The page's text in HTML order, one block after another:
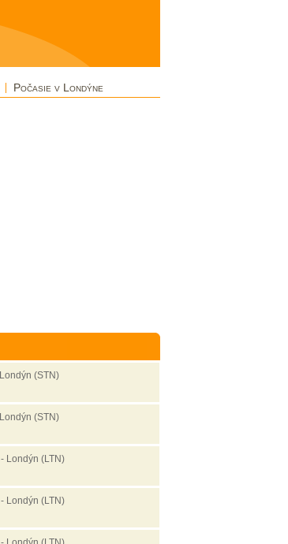
Počasie v Londýne
Londýn (STN)
Londýn (STN)
- Londýn (LTN)
- Londýn (LTN)